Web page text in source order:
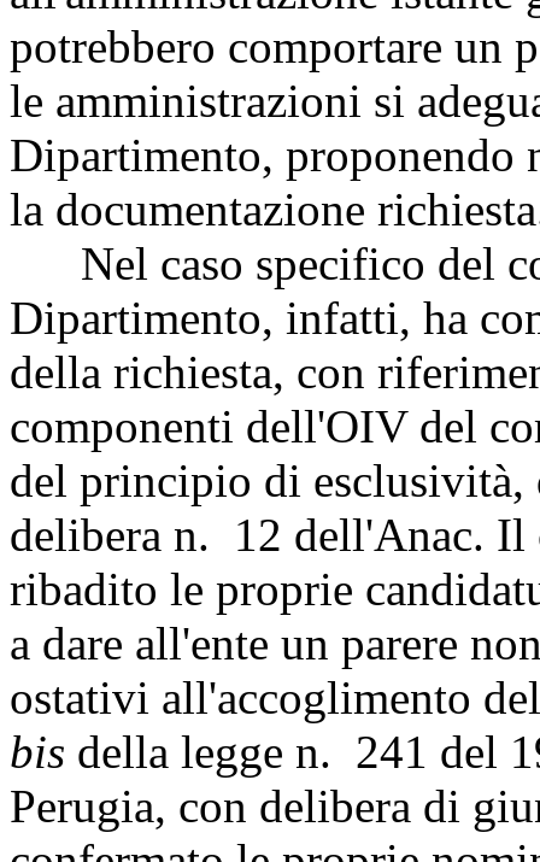
potrebbero comportare un
le amministrazioni si
Dipartimento, proponendo
la documentazione
Nel caso specifico del
Dipartimento, infatti, ha
della richiesta, con
componenti dell'OIV del
del principio di
delibera n. 12 dell'Anac. Il
ribadito le proprie
a dare all'ente un parere
ostativi all'accoglimento
bis della legge n. 241 del
Perugia, con delibera di